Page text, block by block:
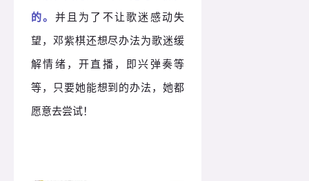
的。 并且为了不让歌迷感动失
望，邓紫棋还想尽办法为歌迷缓
解情绪，开直播，即兴弹奏等
等，只要她能想到的办法，她都
愿意去尝试！